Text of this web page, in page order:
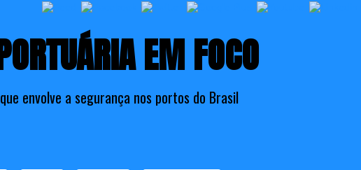
EM FOCO
envolve a segurança nos portos do Brasil